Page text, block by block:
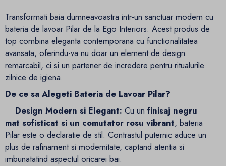
Transformati baia dumneavoastra intr-un sanctuar modern cu
bateria de lavoar Pilar de la Ego Interiors. Acest produs de
top combina eleganta contemporana cu functionalitatea
avansata, oferindu-va nu doar un element de design
remarcabil, ci si un partener de incredere pentru ritualurile
zilnice de igiena.
De ce sa Alegeti Bateria de Lavoar Pilar?
Design Modern si Elegant: Cu un finisaj negru
mat sofisticat si un comutator rosu vibrant, bateria
Pilar este o declaratie de stil. Contrastul puternic aduce un
plus de rafinament si modernitate, captand atentia si
imbunatatind aspectul oricarei bai.